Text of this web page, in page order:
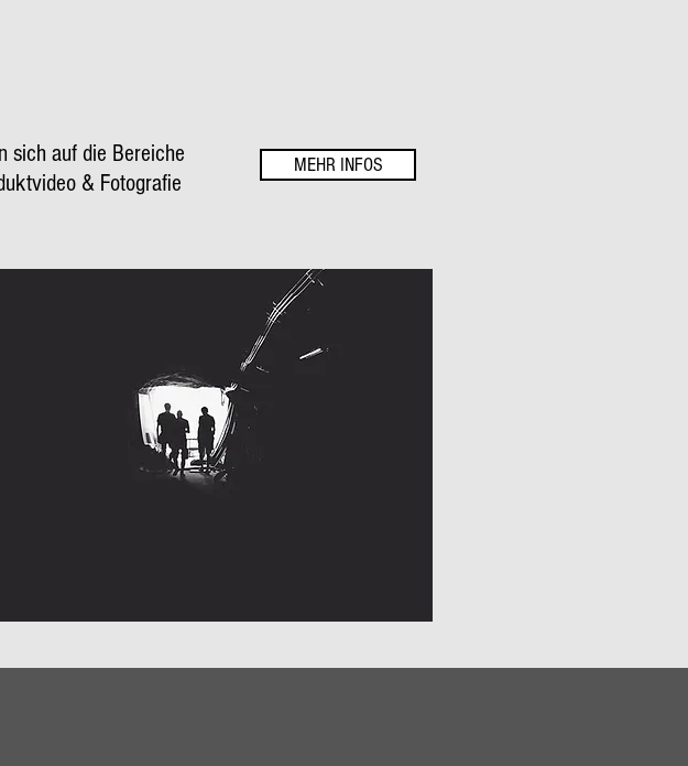
sich auf die Bereiche
& Fotografie
MEHR INFOS